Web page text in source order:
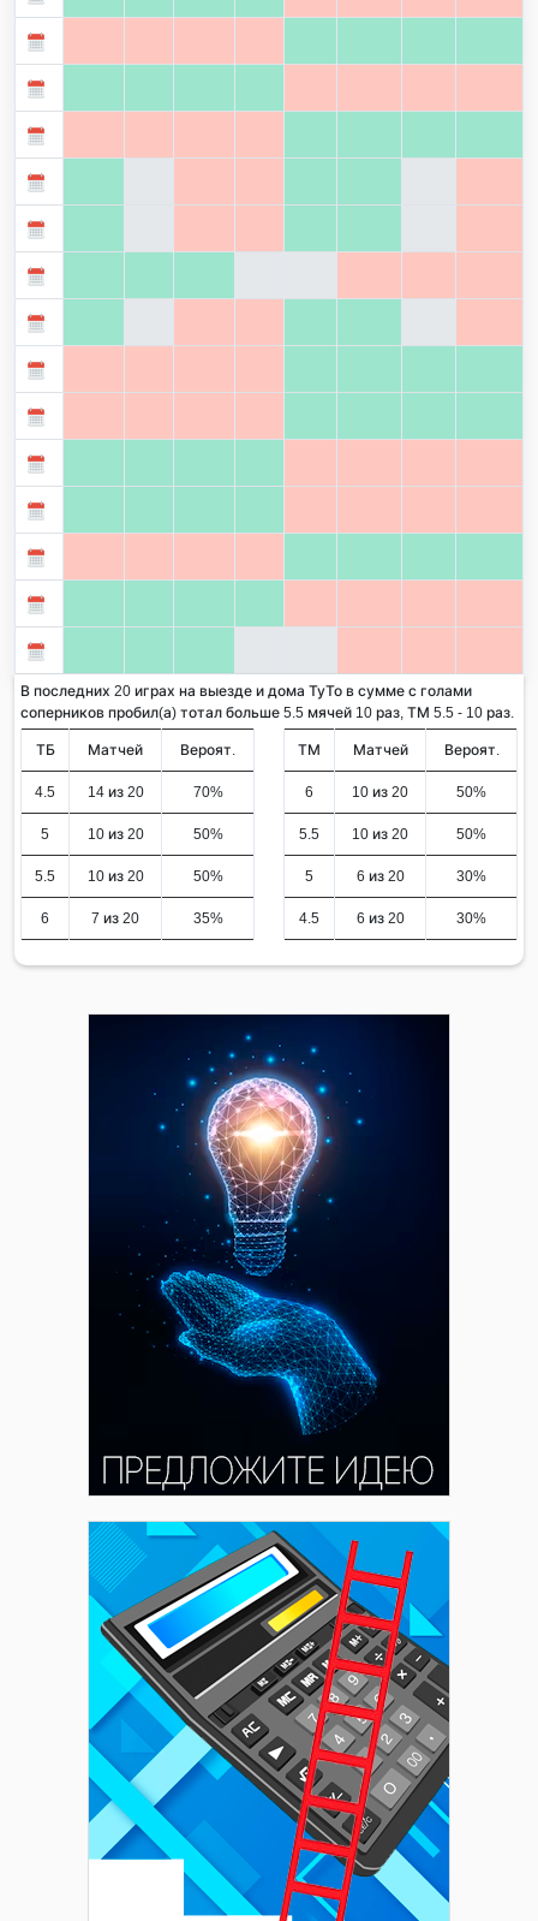
В последних 20 играх на выезде и дома ТуТо в сумме с голами
соперников пробил(а) тотал больше 5.5 мячей 10 раз, ТМ 5.5 - 10 раз.
ТБ Матчей Вероят.
4.5 14 из 20 70%
5 10 из 20 50%
5.5 10 из 20 50%
6 7 из 20 35%
ТМ Матчей Вероят.
6 10 из 20 50%
5.5 10 из 20 50%
5 6 из 20 30%
4.5 6 из 20 30%